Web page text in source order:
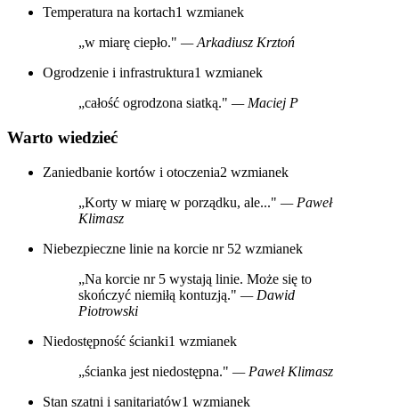
Temperatura na kortach1 wzmianek
„w miarę ciepło." — Arkadiusz Krztoń
Ogrodzenie i infrastruktura1 wzmianek
„całość ogrodzona siatką." — Maciej P
Warto wiedzieć
Zaniedbanie kortów i otoczenia2 wzmianek
„Korty w miarę w porządku, ale..." — Paweł
Klimasz
Niebezpieczne linie na korcie nr 52 wzmianek
„Na korcie nr 5 wystają linie. Może się to
skończyć niemiłą kontuzją." — Dawid
Piotrowski
Niedostępność ścianki1 wzmianek
„ścianka jest niedostępna." — Paweł Klimasz
Stan szatni i sanitariatów1 wzmianek